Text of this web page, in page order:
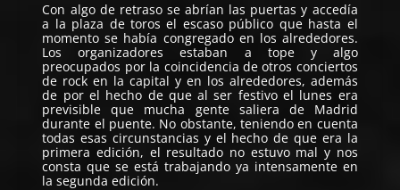
Con algo de retraso se abrían las puertas y accedía
a la plaza de toros el escaso público que hasta el
momento se había congregado en los alrededores.
Los organizadores estaban a tope y algo
preocupados por la coincidencia de otros conciertos
de rock en la capital y en los alrededores, además
de por el hecho de que al ser festivo el lunes era
previsible que mucha gente saliera de Madrid
durante el puente. No obstante, teniendo en cuenta
todas esas circunstancias y el hecho de que era la
primera edición, el resultado no estuvo mal y nos
consta que se está trabajando ya intensamente en
la segunda edición.